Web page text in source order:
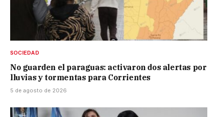
SOCIEDAD
No guarden el paraguas: activaron dos alertas por
lluvias y tormentas para Corrientes
5 de agosto de 2026